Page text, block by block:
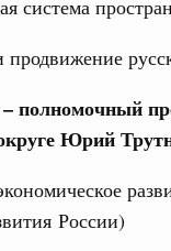
система
продвижение
полномочный
Юрий
России)
суббота
среда
и
р